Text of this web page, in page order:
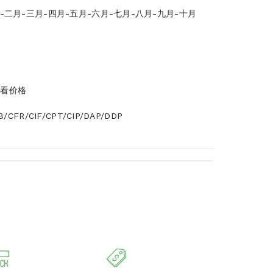
二月-三月-四月-五月-六月-七月-八月-九月-十月
价格
CFR/CIF/CPT/CIP/DAP/DDP